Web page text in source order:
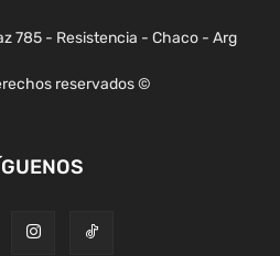
785 - Resistencia - Chaco - Arg
reservados ©